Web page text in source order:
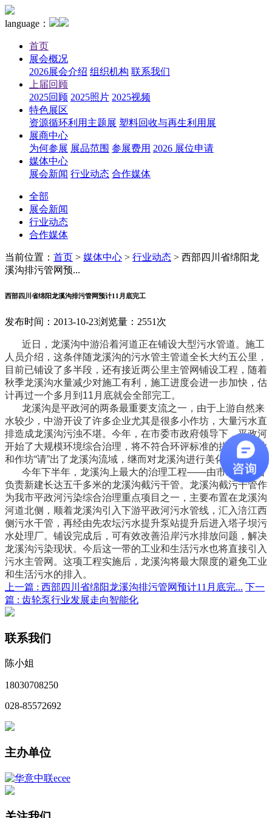
language：
首页
展会概况
2026展会介绍 组织机构 联系我们
上届回顾
2025回顾 2025照片 2025视频
特色展区
资源循环利用主题展 塑料回收与再生利用展
展商中心
为何参展 展品范围 参展费用 2026 展位申请
媒体中心
展会新闻 行业动态 合作媒体
全部
展会新闻
行业动态
合作媒体
当前位置： 首页 > 媒体中心 > 行业动态 > 西部四川省绵阳龙
溪沟排污管网预...
西部四川省绵阳龙溪沟排污管网预计11月底完工
发布时间：2013-10-23浏览量：2551次
近日，龙溪沟中游沿着河道正在铺设大型污水管道。施工
人员介绍，这条伴随龙溪沟的污水管主管道全长大约五公里，
目前已铺设了多半段，还有接近两公里主管网铺设工程，随着
秋季龙溪沟水量减少对施工有利，施工进度会进一步加快，估
计再过一个多月到11月底就会全部完工。
龙溪沟是平政河的两条最重要支流之一，由于上游自然来
水较少，中游开设了许多企业尤其是很多小作坊，大量污水直
排造成龙溪沟污浊不堪。今年，在市委市政府领导下，平政河
开始了大规模环境综合治理，将不符合环评标准的排污小企业
和作坊“请”出了龙溪沟流域，继而对龙溪沟进行美化治理。
今年下半年，龙溪沟上最大的治理工程——由市水务集团
负责新建长达五千多米的龙溪沟截污干管。龙溪沟截污干管作
为我市平政河污染综合治理重点项目之一，主要布置在龙溪沟
河道北侧，顺着龙溪沟引入下游平政河污水管线，汇入涪江西
侧污水干管，再经由先农坛污水提升泵站提升后进入塔子坝污
水处理厂。铺设完成后，可有效改善沿岸污水排放问题，解决
龙溪沟污染现状。今后这一带的工业和生活污水也将直接引入
污水主管网。这项工程实施后，龙溪沟将最大限度的避免工业
和生活污水的排入。
上一篇 : 西部四川省绵阳龙溪沟排污管网预计11月底完... 下一
篇 : 齿轮泵行业发展走向智能化
联系我们
陈小姐
18030708250
028-85572692
主办单位